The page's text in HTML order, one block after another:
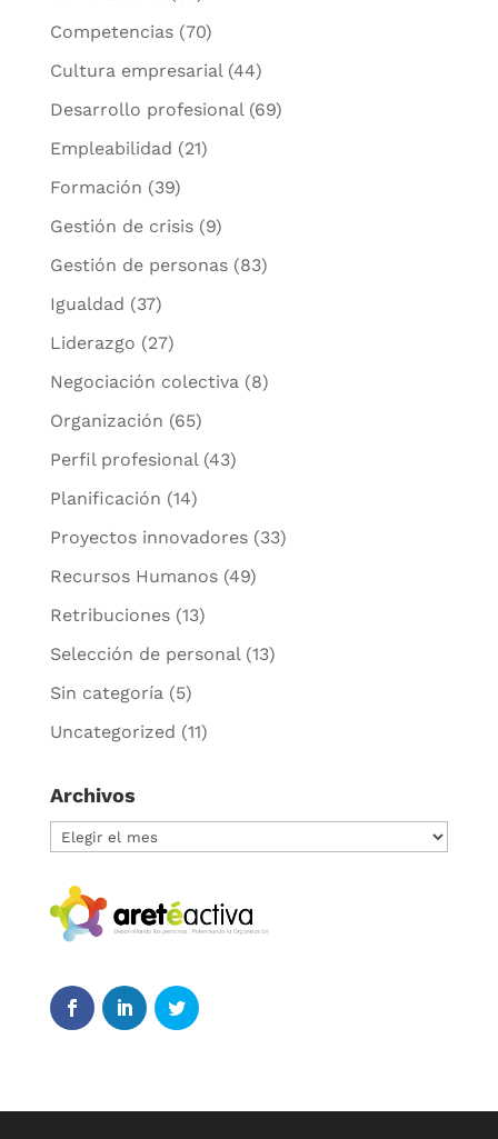
Competencias(70)
Cultura empresarial(44)
Desarrollo profesional(69)
Empleabilidad (21)
Formación (39)
Gestión de crisis(9)
Gestión de personas(83)
Igualdad (37)
Liderazgo (27)
Negociación colectiva(8)
Organización (65)
Perfil profesional(43)
Planificación (14)
Proyectos innovadores(33)
Recursos Humanos(49)
Retribuciones(13)
Selección de personal(13)
Sin categoría(5)
Uncategorized (11)
Archivos
Archivos